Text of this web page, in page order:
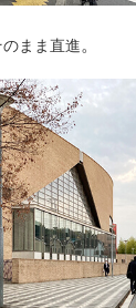
まま直進。